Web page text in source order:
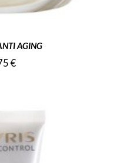
AGING
€